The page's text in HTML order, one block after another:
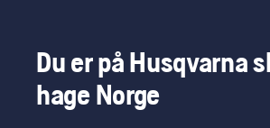
inkludert skogsbelter og
støttebrakett effektivt og
skogen enda mer
Du er på Husqvarna
hage Norge